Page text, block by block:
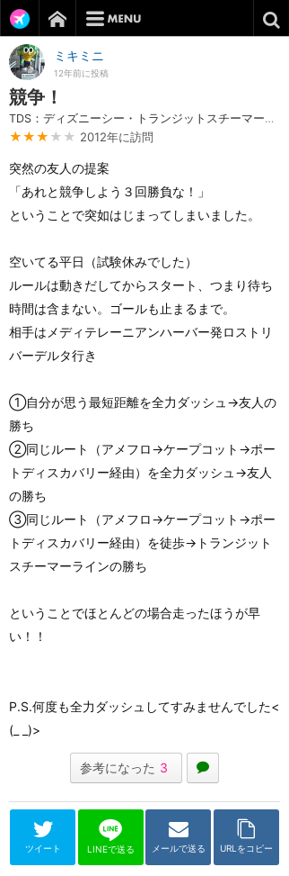
ミキミニ
12年前に投稿
競争！
TDS：ディズニーシー・トランジットスチーマーライン
★★★ ★★ 2012年に訪問
突然の友人の提案
「あれと競争しよう３回勝負な！」
ということで突如はじまってしまいました。
空いてる平日（試験休みでした）
ルールは動きだしてからスタート、つまり待ち
時間は含まない。ゴールも止まるまで。
相手はメディテレーニアンハーバー発ロストリ
バーデルタ行き
①自分が思う最短距離を全力ダッシュ→友人の
勝ち
②同じルート（アメフロ→ケープコット→ポー
トディスカバリー経由）を全力ダッシュ→友人
の勝ち
③同じルート（アメフロ→ケープコット→ポー
トディスカバリー経由）を徒歩→トランジット
スチーマーラインの勝ち
ということでほとんどの場合走ったほうが早
い！！
P.S.何度も全力ダッシュしてすみませんでした<
(_ _)>
参考になった 3
ツイート LINEで送る メールで送る URLをコピー